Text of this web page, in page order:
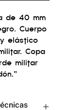
de 40 mm
Cuerpo
elástico
Copa
militar